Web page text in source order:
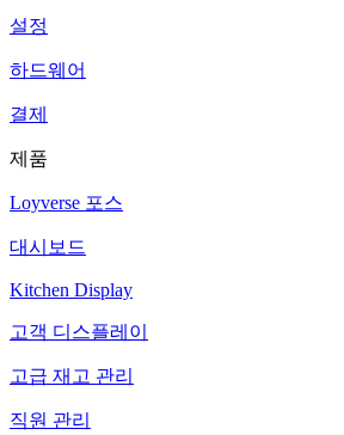
설정
하드웨어
결제
제품
Loyverse 포스
대시보드
Kitchen Display
고객 디스플레이
고급 재고 관리
직원 관리